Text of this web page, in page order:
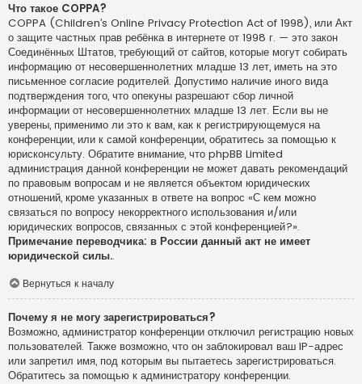
Что такое COPPA?
COPPA (Children’s Online Privacy Protection Act of 1998), или Акт
о защите частных прав ребёнка в интернете от 1998 г. — это закон
Соединённых Штатов, требующий от сайтов, которые могут собирать
информацию от несовершеннолетних младше 13 лет, иметь на это
письменное согласие родителей. Допустимо наличие иного вида
подтверждения того, что опекуны разрешают сбор личной
информации от несовершеннолетних младше 13 лет. Если вы не
уверены, применимо ли это к вам, как к регистрирующемуся на
конференции, или к самой конференции, обратитесь за помощью к
юрисконсульту. Обратите внимание, что phpBB Limited
администрация данной конференции не может давать рекомендаций
по правовым вопросам и не является объектом юридических
отношений, кроме указанных в ответе на вопрос «С кем можно
связаться по вопросу некорректного использования и/или
юридических вопросов, связанных с этой конференцией?».
Примечание переводчика: в России данный акт не имеет
юридической силы..
Вернуться к началу
Почему я не могу зарегистрироваться?
Возможно, администратор конференции отключил регистрацию новых
пользователей. Также возможно, что он заблокировал ваш IP-адрес
или запретил имя, под которым вы пытаетесь зарегистрироваться.
Обратитесь за помощью к администратору конференции.